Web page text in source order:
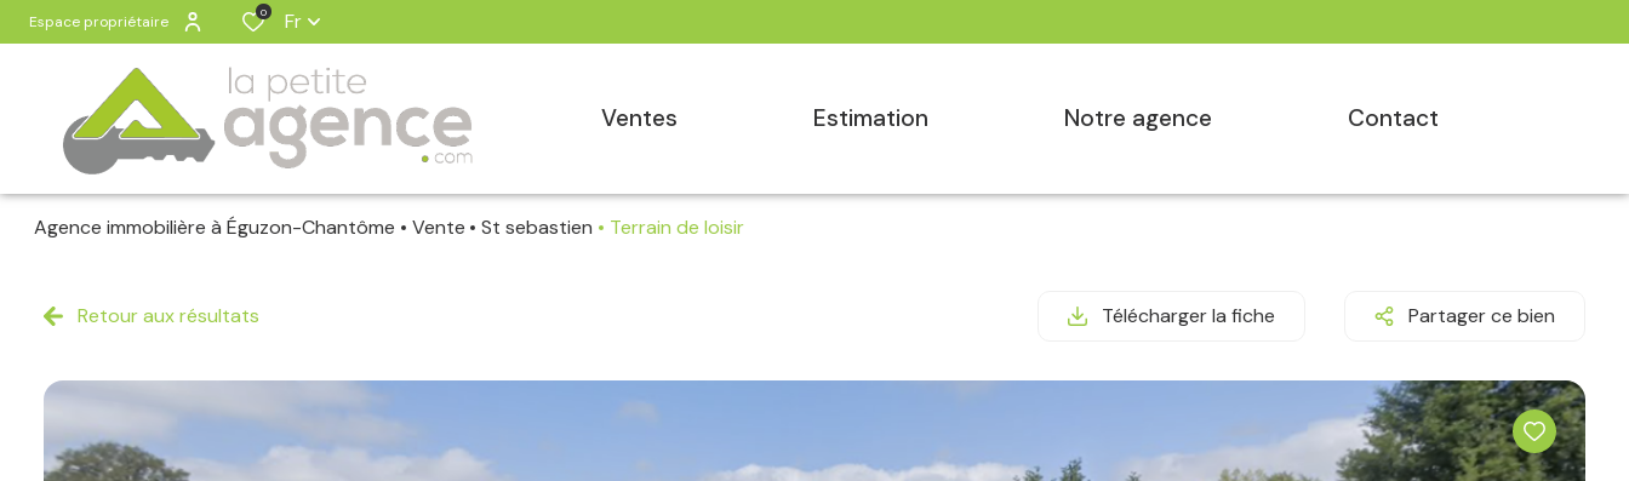
Espace propriétaire
0 Fr
ventes estimation notre agence contact
Agence immobilière à Éguzon-Chantôme Vente St sebastien Terrain de loisir
Retour aux résultats Télécharger la fiche Partager ce bien